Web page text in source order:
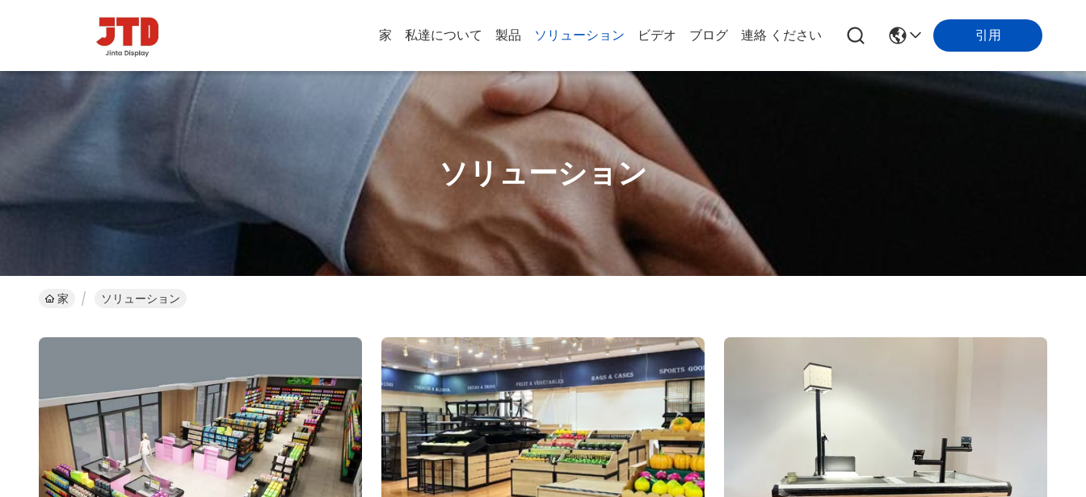
家 私達について 製品 ソリューション ビデオ ブログ 連絡 ください 引用
ソリューション
家 ソリューション